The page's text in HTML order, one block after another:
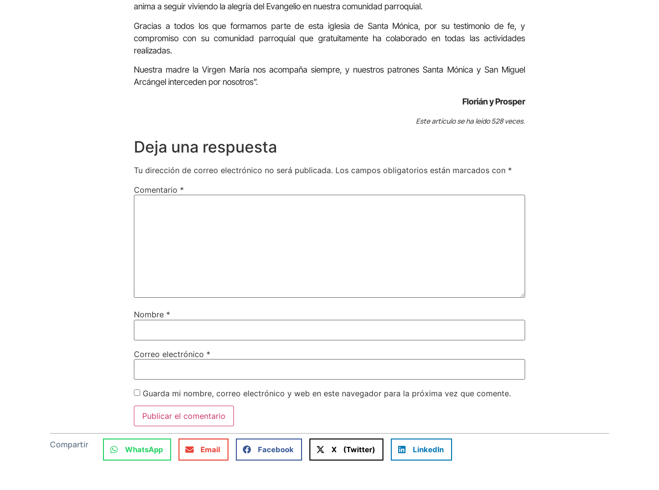
anima a seguir viviendo la alegría del Evangelio en nuestra comunidad parroquial.
Gracias a todos los que formamos parte de esta iglesia de Santa Mónica, por su testimonio de fe, y
compromiso con su comunidad parroquial que gratuitamente ha colaborado en todas las actividades
realizadas.
Nuestra madre la Virgen María nos acompaña siempre, y nuestros patrones Santa Mónica y San Miguel
Arcángel interceden por nosotros”.
Florián y Prosper
Este artículo se ha leído 528 veces.
Deja una respuesta
Tu dirección de correo electrónico no será publicada. Los campos obligatorios están marcados con *
Comentario *
Nombre *
Correo electrónico *
Guarda mi nombre, correo electrónico y web en este navegador para la próxima vez que comente.
Compartir WhatsApp Email Facebook X (Twitter) LinkedIn